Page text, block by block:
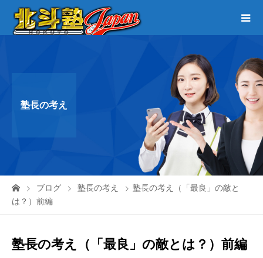
塾長の考え
ブログ 塾長の考え
塾長の考え（「最良」の敵と
は？）前編
塾長の考え（「最良」の敵とは？）前編